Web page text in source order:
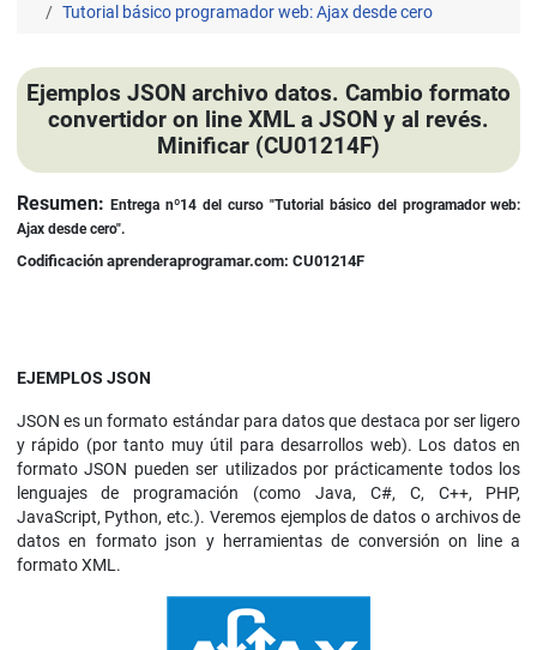
Tutorial básico programador web: Ajax desde cero
Ejemplos JSON archivo datos. Cambio formato
convertidor on line XML a JSON y al revés.
Minificar (CU01214F)
Detalles
Resumen:Entrega nº14 del curso "Tutorial básico del programador web:
Ajax desde cero".
Codificación aprenderaprogramar.com: CU01214F
EJEMPLOS JSON
JSON es un formato estándar para datos que destaca por ser ligero
y rápido (por tanto muy útil para desarrollos web). Los datos en
formato JSON pueden ser utilizados por prácticamente todos los
lenguajes de programación (como Java, C#, C, C++, PHP,
JavaScript, Python, etc.). Veremos ejemplos de datos o archivos de
datos en formato json y herramientas de conversión on line a
formato XML.